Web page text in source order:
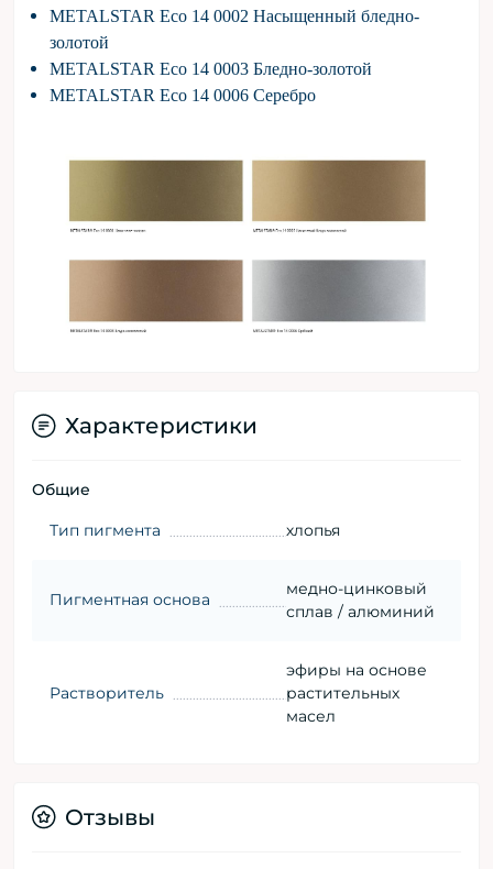
METALSTAR Eco 14 0002 Насыщенный бледно-
золотой
METALSTAR Eco 14 0003 Бледно-золотой
METALSTAR Eco 14 0006 Серебро
Характеристики
Общие
Тип пигмента хлопья
Пигментная основа
медно-цинковый
сплав / алюминий
Растворитель
эфиры на основе
растительных
масел
Отзывы